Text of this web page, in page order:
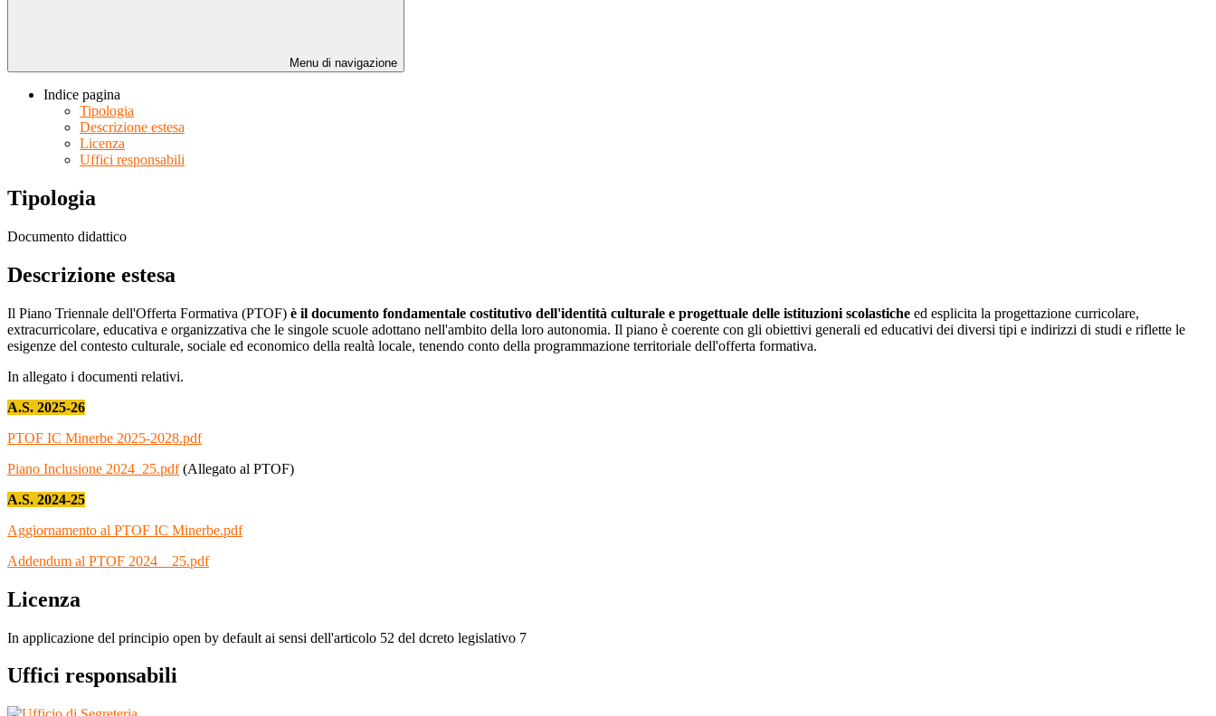
Menu di navigazione
Indice pagina
Tipologia
Descrizione estesa
Licenza
Uffici responsabili
Tipologia
Documento didattico
Descrizione estesa
Il Piano Triennale dell'Offerta Formativa (PTOF) è il documento fondamentale costitutivo dell'identità culturale e progettuale delle istituzioni scolastiche ed esplicita la progettazione curricolare,
extracurricolare, educativa e organizzativa che le singole scuole adottano nell'ambito della loro autonomia. Il piano è coerente con gli obiettivi generali ed educativi dei diversi tipi e indirizzi di studi e riflette le
esigenze del contesto culturale, sociale ed economico della realtà locale, tenendo conto della programmazione territoriale dell'offerta formativa.
In allegato i documenti relativi.
A.S. 2025-26
PTOF IC Minerbe 2025-2028.pdf
Piano Inclusione 2024_25.pdf(Allegato al PTOF)
A.S. 2024-25
Aggiornamento al PTOF IC Minerbe.pdf
Addendum al PTOF 2024 _ 25.pdf
Licenza
In applicazione del principio open by default ai sensi dell'articolo 52 del dcreto legislativo 7
Uffici responsabili